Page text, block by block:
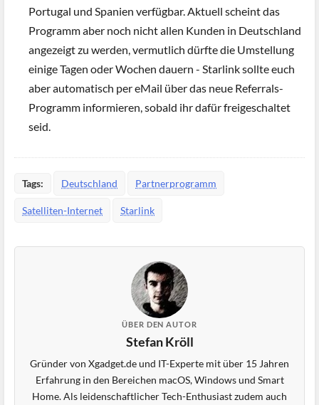
Portugal und Spanien verfügbar. Aktuell scheint das
Programm aber noch nicht allen Kunden in Deutschland
angezeigt zu werden, vermutlich dürfte die Umstellung
einige Tagen oder Wochen dauern - Starlink sollte euch
aber automatisch per eMail über das neue Referrals-
Programm informieren, sobald ihr dafür freigeschaltet
seid.
Tags: Deutschland Partnerprogramm
Satelliten-Internet Starlink
ÜBER DEN AUTOR
Stefan Kröll
Gründer von Xgadget.de und IT-Experte mit über 15 Jahren
Erfahrung in den Bereichen macOS, Windows und Smart
Home. Als leidenschaftlicher Tech-Enthusiast zudem auch